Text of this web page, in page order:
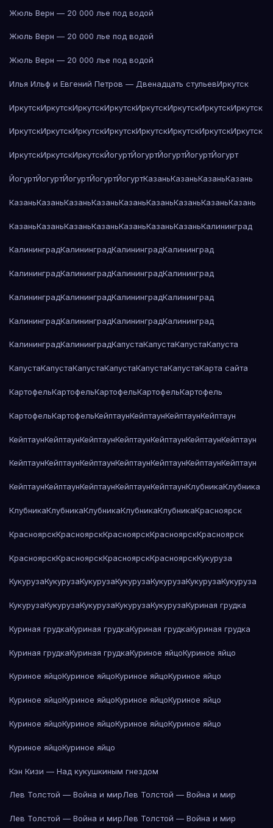
Жюль Верн — 20 000 лье под водой
Жюль Верн — 20 000 лье под водой
Жюль Верн — 20 000 лье под водой
Илья Ильф и Евгений Петров — Двенадцать стульевИркутск
ИркутскИркутскИркутскИркутскИркутскИркутскИркутскИркутск
ИркутскИркутскИркутскИркутскИркутскИркутскИркутскИркутск
ИркутскИркутскИркутскЙогуртЙогуртЙогуртЙогуртЙогурт
ЙогуртЙогуртЙогуртЙогуртЙогуртКазаньКазаньКазаньКазань
КазаньКазаньКазаньКазаньКазаньКазаньКазаньКазаньКазань
КазаньКазаньКазаньКазаньКазаньКазаньКазаньКалининград
КалининградКалининградКалининградКалининград
КалининградКалининградКалининградКалининград
КалининградКалининградКалининградКалининград
КалининградКалининградКалининградКалининград
КалининградКалининградКапустаКапустаКапустаКапуста
КапустаКапустаКапустаКапустаКапустаКапустаКарта сайта
КартофельКартофельКартофельКартофельКартофель
КартофельКартофельКейптаунКейптаунКейптаунКейптаун
КейптаунКейптаунКейптаунКейптаунКейптаунКейптаунКейптаун
КейптаунКейптаунКейптаунКейптаунКейптаунКейптаунКейптаун
КейптаунКейптаунКейптаунКейптаунКейптаунКлубникаКлубника
КлубникаКлубникаКлубникаКлубникаКлубникаКрасноярск
КрасноярскКрасноярскКрасноярскКрасноярскКрасноярск
КрасноярскКрасноярскКрасноярскКрасноярскКукуруза
КукурузаКукурузаКукурузаКукурузаКукурузаКукурузаКукуруза
КукурузаКукурузаКукурузаКукурузаКукурузаКуриная грудка
Куриная грудкаКуриная грудкаКуриная грудкаКуриная грудка
Куриная грудкаКуриная грудкаКуриное яйцоКуриное яйцо
Куриное яйцоКуриное яйцоКуриное яйцоКуриное яйцо
Куриное яйцоКуриное яйцоКуриное яйцоКуриное яйцо
Куриное яйцоКуриное яйцоКуриное яйцоКуриное яйцо
Куриное яйцоКуриное яйцо
Кэн Кизи — Над кукушкиным гнездом
Лев Толстой — Война и мирЛев Толстой — Война и мир
Лев Толстой — Война и мирЛев Толстой — Война и мир